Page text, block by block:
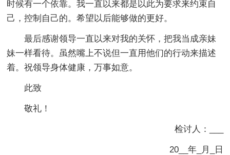
时候有一个依靠。我一直以来都是以此为要求来约束自
己，控制自己的。希望以后能够做的更好。
最后感谢领导一直以来对我的关怀，把我当成亲妹
妹一样看待。虽然嘴上不说但一直用他们的行动来描述
着。祝领导身体健康，万事如意。
此致
敬礼！
检讨人：___
20__年_月_日